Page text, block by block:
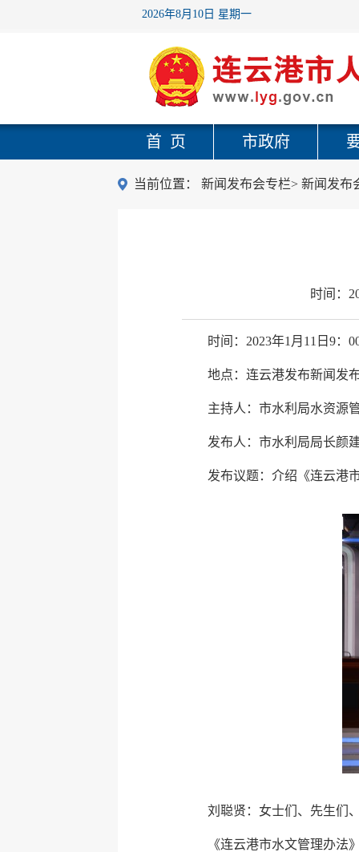
2026年8月10日 星期一
首 页 市政府
当前位置： 新闻发布会专栏> 新闻发布
时间：
时间：2023年1月11日9：
地点：连云港发布新闻发
主持人：市水利局水资源
发布人：市水利局局长颜
发布议题：介绍《连云港
刘聪贤：女士们、先生们
《连云港市水文管理办法